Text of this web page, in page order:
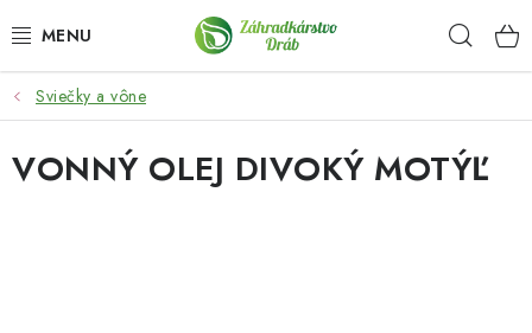
na
OKRASNÉ DREVINY
OLIVOVNÍKY, PALMY, CITRUSY
Sviečky a vône
VONNÝ OLEJ DIVOKÝ MOTÝĽ